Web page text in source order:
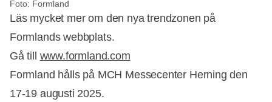
Foto: Formland
Läs mycket mer om den nya trendzonen på
Formlands webbplats.
Gå till www.formland.com
Formland hålls på MCH Messecenter Herning den
17-19 augusti 2025.